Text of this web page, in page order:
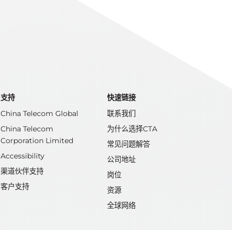
支持
China Telecom Global
China Telecom
Corporation Limited
Accessibility
渠道伙伴支持
客户支持
快速链接
联系我们
为什么选择CTA
常见问题解答
公司地址
岗位
资源
全球网络